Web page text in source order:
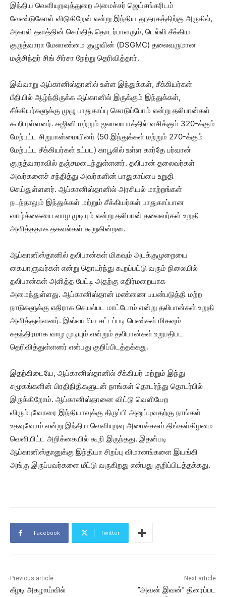
இந்திய வெளியுறவுத்துறை அமைச்சர் ஜெய்சங்கரிடம்
வேண்டுகோள் விடுகிறேன் என்று இந்திய தூதரகத்திற்கு அருகில்,
அகாலி தளத்தின் செய்தித் தொடர்பாளரும், டெல்லி சீக்கிய
குருத்வாரா மேலாண்மை குழுவின் (DSGMC) தலைவருமான
மஞ்சிந்தர் சிங் சிர்சா நேற்று தெரிவித்தார்.
இவ்வாறு ஆப்கானிஸ்தானில் உள்ள இந்துக்கள், சீக்கியர்கள்
பீதியில் ஆழ்ந்திருக்க ஆப்கானில் இருக்கும் இந்துக்கள்,
சீக்கியர்களுக்கு முழு பாதுகாப்பு கொடுப்போம் என்று தலிபான்கள்
கூறியுள்ளனர். கஜினி மற்றும் ஜலாலாபாத்தில் வசிக்கும் 320-க்கும்
மேற்பட்ட சிறுபான்மையினர் (50 இந்துக்கள் மற்றும் 270-க்கும்
மேற்பட்ட சீக்கியர்கள் உட்பட) காபூலில் உள்ள கார்தே பர்வான்
குருத்வாராவில் தஞ்சமடைந்துள்ளனர். தலிபான் தலைவர்கள்
அவர்களைச் சந்தித்து அவர்களின் பாதுகாப்பை உறுதி
செய்துள்ளனர். ஆப்கானிஸ்தானில் அரசியல் மாற்றங்கள்
நடந்தாலும் இந்துக்கள் மற்றும் சீக்கியர்கள் பாதுகாப்பான
வாழ்க்கையை வாழ முடியும் என்று தலிபான் தலைவர்கள் உறுதி
அளித்ததாக தகவல்கள் கூறுகின்றன.
ஆப்கானிஸ்தானில் தலிபான்கள் மிகவும் அடக்குமுறையை
கையாளுவர்கள் என்று தொடர்ந்து கூறப்பட்டு வரும் நிலையில்
தலிபான்கள் அளித்த பேட்டி அதற்கு எதிர்மறையாக
அமைந்துள்ளது. ஆப்கானிஸ்தான் மண்ணை பயன்படுத்தி மற்ற
நாடுகளுக்கு எதிராக செயல்பட மாட்டோம் என்று தலிபான்கள் உறுதி
அளித்துள்ளனர். இஸ்லாமிய சட்டப்படி பெண்கள் மிகவும்
சுதந்திரமாக வாழ முடியும் என்றும் தலிபான்கள் உறுபதிபட
தெரிவித்துள்ளனர் என்பது குறிப்பிடத்தக்கது.
இதற்கிடையே, ஆப்கானிஸ்தானில் சீக்கியர் மற்றும் இந்து
சமூகங்களின் பிரதிநிதிகளுடன் நாங்கள் தொடர்ந்து தொடர்பில்
இருக்கிறோம். ஆப்கானிஸ்தானை விட்டு வெளியேற
விரும்புவோரை இந்தியாவுக்கு திருப்பி அனுப்புவதற்கு நாங்கள்
உதவுவோம் என்று இந்திய வெளியுறவு அமைச்சகம் திங்கள்கிழமை
வெளியிட்ட அறிக்கையில் கூறி இருந்தது. இதன்படி
ஆப்கானிஸ்தானுக்கு இந்தியா சிறப்பு விமானங்களை இயங்கி
அங்கு இருப்பவர்களை மீட்டு வருகிறது என்பது குறிப்பிடத்தக்கது.
Facebook Twitter
Previous article
கீழடி அகழாய்வில்
Next article
“அவன் இவன்” திரைப்பட